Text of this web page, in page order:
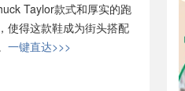
Taylor款式和厚实的跑
使得这款鞋成为街头搭配
一键直达>>>